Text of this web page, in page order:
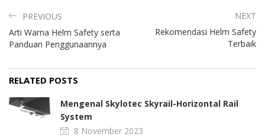
PREVIOUS
Arti Warna Helm Safety serta
Panduan Penggunaannya
NEXT
Rekomendasi Helm Safety
Terbaik
RELATED POSTS
Mengenal Skylotec Skyrail-Horizontal Rail
System
8 November 2023